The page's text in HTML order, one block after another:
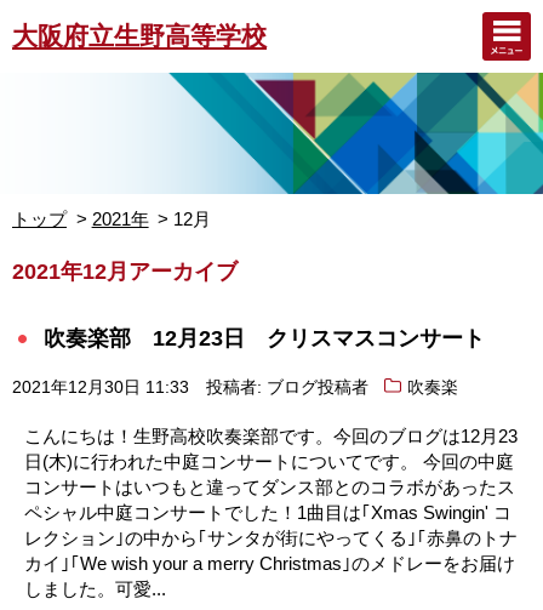
大阪府立生野高等学校
トップ 2021年 12月
2021年12月アーカイブ
吹奏楽部 12月23日 クリスマスコンサート
2021年12月30日 11:33 投稿者: ブログ投稿者 吹奏楽
こんにちは！生野高校吹奏楽部です。今回のブログは12月23
日(木)に行われた中庭コンサートについてです。 今回の中庭
コンサートはいつもと違ってダンス部とのコラボがあったス
ペシャル中庭コンサートでした！1曲目は｢Xmas Swingin' コ
レクション｣の中から｢サンタが街にやってくる｣｢赤鼻のトナ
カイ｣｢We wish your a merry Christmas｣のメドレーをお届け
しました。可愛...